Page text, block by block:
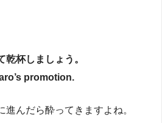
乾杯しましょう。
promotion.
進んだら酔ってきますよね。